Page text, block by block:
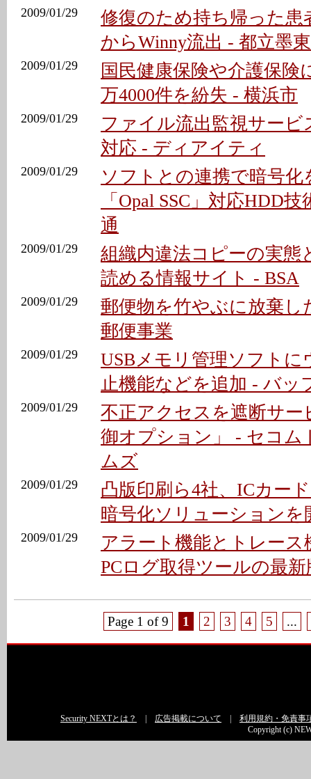
2009/01/29
修復のため持ち帰った患
からWinny流出 - 都立墨
2009/01/29
国民健康保険や介護保険
万4000件を紛失 - 横浜市
2009/01/29
ファイル流出監視サービ
対応 - ディアイティ
2009/01/29
ソフトとの連携で暗号化
「Opal SSC」対応HDD
通
2009/01/29
組織内違法コピーの実態
読める情報サイト - BSA
2009/01/29
郵便物を竹やぶに放棄し
郵便事業
2009/01/29
USBメモリ管理ソフトに
止機能などを追加 - バッ
2009/01/29
不正アクセスを遮断サー
御オプション」 - セコム
ムズ
2009/01/29
凸版印刷ら4社、ICカー
暗号化ソリューションを
2009/01/29
アラート機能とトレース
PCログ取得ツールの最
Page 1 of 9 1 2 3 4 5 ...
Security NEXTとは？ 広告掲載について
利用規約・免責事
Copyright (c)